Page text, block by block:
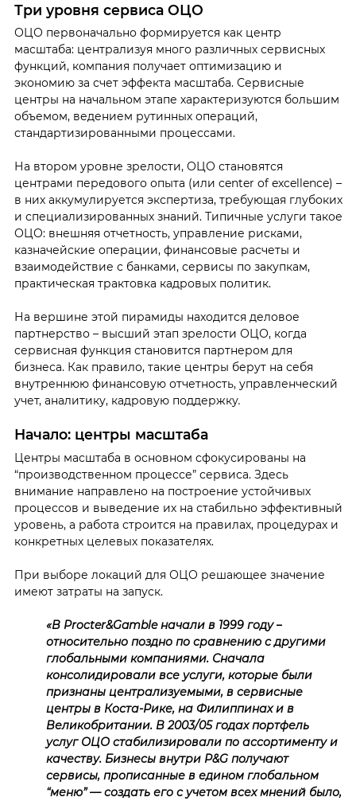
Три уровня сервиса ОЦО
ОЦО первоначально формируется как центр
масштаба: централизуя много различных сервисных
функций, компания получает оптимизацию и
экономию за счет эффекта масштаба.Сервисные
центры на начальном этапе характеризуются большим
объемом, ведением рутинных операций,
стандартизированными процессами.
На втором уровне зрелости, ОЦО становятся
центрами передового опыта (или center of excellence) –
в них аккумулируется экспертиза, требующая глубоких
и специализированных знаний. Типичные услуги такое
ОЦО: внешняя отчетность, управление рисками,
казначейские операции, финансовые расчеты и
взаимодействие с банками, сервисы по закупкам,
практическая трактовка кадровых политик.
На вершине этой пирамиды находится деловое
партнерство – высший этап зрелости ОЦО, когда
сервисная функция становится партнером для
бизнеса. Как правило, такие центры берут на себя
внутреннюю финансовую отчетность, управленческий
учет, аналитику, кадровую поддержку.
Начало: центры масштаба
Центры масштаба в основном сфокусированы на
“производственном процессе” сервиса. Здесь
внимание направлено на построение устойчивых
процессов и выведение их на стабильно эффективный
уровень, а работа строится на правилах, процедурах и
конкретных целевых показателях.
При выборе локаций для ОЦО решающее значение
имеют затраты на запуск.
«В Procter&Gamble начали в 1999 году–
относительно поздно по сравнению с другими
глобальными компаниями. Сначала
консолидировали все услуги, которые были
признаны централизуемыми, в сервисные
центры в Коста-Рике, на Филиппинах и в
Великобритании. В 2003/05 годах портфель
услуг ОЦО стабилизировали по ассортименту и
качеству. Бизнесы внутри P&G получают
сервисы, прописанные в едином глобальном
“меню” — создать его с учетом всех мнений было,